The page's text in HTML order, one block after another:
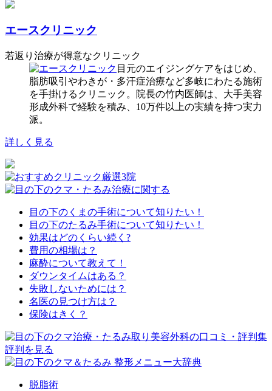
エースクリニック
若返り治療が得意なクリニック
目元のエイジングケアをはじめ、
脂肪吸引やわきが・多汗症治療など多岐にわたる施術
を手掛けるクリニック。院長の竹内医師は、大手美容
形成外科で経験を積み、10万件以上の実績を持つ実力
派。
詳しく見る
目の下のくまの手術について知りたい！
目の下のたるみ手術について知りたい！
効果はどのくらい続く?
費用の相場は？
麻酔について教えて！
ダウンタイムはある？
失敗しないためには？
名医の見つけ方は？
保険はきく？
脱脂術